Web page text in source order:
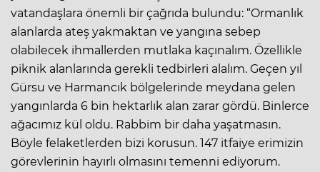
vatandaşlara önemli bir çağrıda bulundu: “Ormanlık
alanlarda ateş yakmaktan ve yangına sebep
olabilecek ihmallerden mutlaka kaçınalım. Özellikle
piknik alanlarında gerekli tedbirleri alalım. Geçen yıl
Gürsu ve Harmancık bölgelerinde meydana gelen
yangınlarda 6 bin hektarlık alan zarar gördü. Binlerce
ağacımız kül oldu. Rabbim bir daha yaşatmasın.
Böyle felaketlerden bizi korusun. 147 itfaiye erimizin
görevlerinin hayırlı olmasını temenni ediyorum.